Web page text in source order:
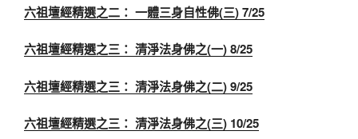
六祖壇經精選之二： 一體三身自性佛(三) 7/25
六祖壇經精選之三： 清淨法身佛之(一) 8/25
六祖壇經精選之三： 清淨法身佛之(二) 9/25
六祖壇經精選之三： 清淨法身佛之(三) 10/25